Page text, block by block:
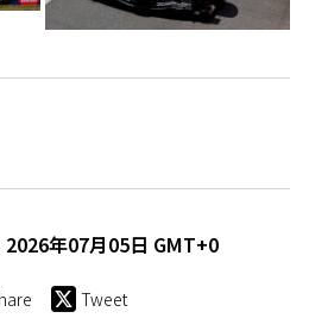
2026年07月05日 GMT+0
Tweet